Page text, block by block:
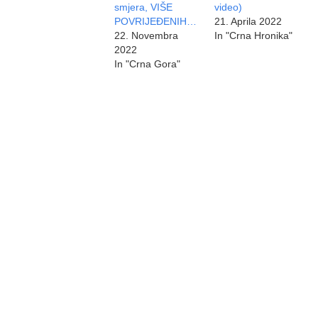
smjera, VIŠE
POVRIJEĐENIH…
22. Novembra
2022
In "Crna Gora"
video)
21. Aprila 2022
In "Crna Hronika"